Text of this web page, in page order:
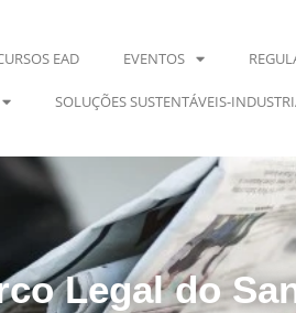
EAD EVENTOS
SOLUÇÕES SUSTENTÁVEIS-
Legal do